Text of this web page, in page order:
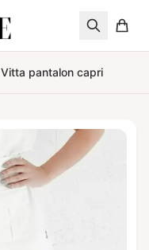
Vitta pantalon capri